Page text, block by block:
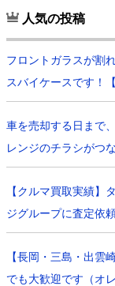
人気の投稿
フロントガラスが割
スバイケースです！
車を売却する日まで
レンジのチラシがつ
【クルマ買取実績】
ジグループに査定依頼
【長岡・三島・出雲
でも大歓迎です（オ